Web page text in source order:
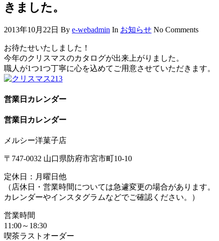
きました。
2013年10月22日 By e-webadmin In お知らせ No Comments
お待たせいたしました！
今年のクリスマスのカタログが出来上がりました。
職人が1つ1つ丁寧に心を込めてご用意させていただきます。
営業日カレンダー
営業日カレンダー
メルシー洋菓子店
〒747-0032 山口県防府市宮市町10-10
定休日：月曜日他
（店休日・営業時間については急遽変更の場合があります。
カレンダーやインスタグラムなどでご確認ください。）
営業時間
11:00～18:30
喫茶ラストオーダー